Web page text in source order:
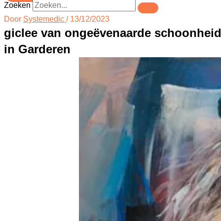
Zoeken
Door Systemedic / 13/12/2023
giclee van ongeëvenaarde schoonheid
in Garderen